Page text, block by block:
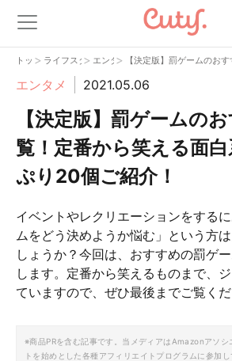
トップ
> ライフスタイル
> エンタメ
> 【決定版】罰ゲームのお
エンタメ 2021.05.06
【決定版】罰ゲームの
覧！定番から笑える面
ぷり20個ご紹介！
イベントやレクリエーションをする
ムをどう決めようか悩む」という方
しょうか？今回は、おすすめの罰ゲ
します。定番から笑えるものまで、
ていますので、ぜひ最後までご覧くだ
※商品PRを含む記事です。当メディアはAmazonアソシ
トを始めとした各種アフィリエイトプログラムに参加